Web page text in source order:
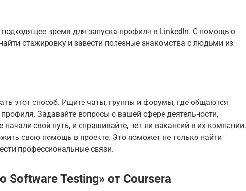
время для запуска профиля в LinkedIn. С помощью
стажировку и завести полезные знакомства с людьми из
этот способ. Ищите чаты, группы и форумы, где общаются
Задавайте вопросы о вашей сфере деятельности,
начали свой путь, и спрашивайте, нет ли вакансий в их компании.
свою помощь в проекте. Это поможет не только найти
профессиональные связи.
‎Software Testing» от Coursera